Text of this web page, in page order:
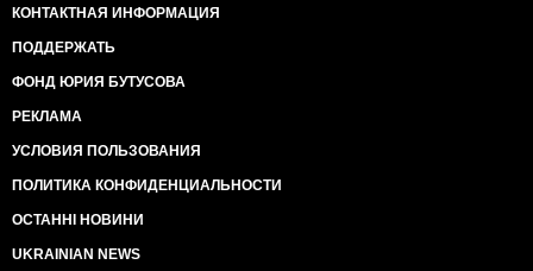
КОНТАКТНАЯ ИНФОРМАЦИЯ
ПОДДЕРЖАТЬ
ФОНД ЮРИЯ БУТУСОВА
РЕКЛАМА
УСЛОВИЯ ПОЛЬЗОВАНИЯ
ПОЛИТИКА КОНФИДЕНЦИАЛЬНОСТИ
ОСТАННІ НОВИНИ
UKRAINIAN NEWS